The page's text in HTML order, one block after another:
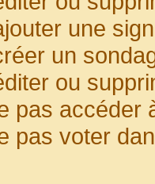
une
un
ou
pas accéder
pas voter